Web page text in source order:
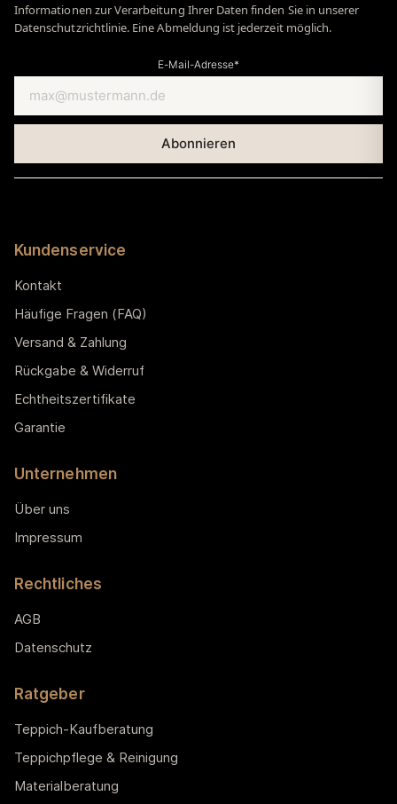
Informationen zur Verarbeitung Ihrer Daten finden Sie in unserer
Datenschutzrichtlinie. Eine Abmeldung ist jederzeit möglich.
E-Mail-Adresse*
Kundenservice
Kontakt
Häufige Fragen (FAQ)
Versand & Zahlung
Rückgabe & Widerruf
Echtheitszertifikate
Garantie
Unternehmen
Über uns
Impressum
Rechtliches
AGB
Datenschutz
Ratgeber
Teppich-Kaufberatung
Teppichpflege & Reinigung
Materialberatung